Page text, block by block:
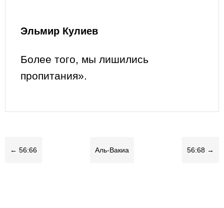
Эльмир Кулиев
Более того, мы лишились
пропитания».
← 56:66 Аль-Вакиа 56:68 →